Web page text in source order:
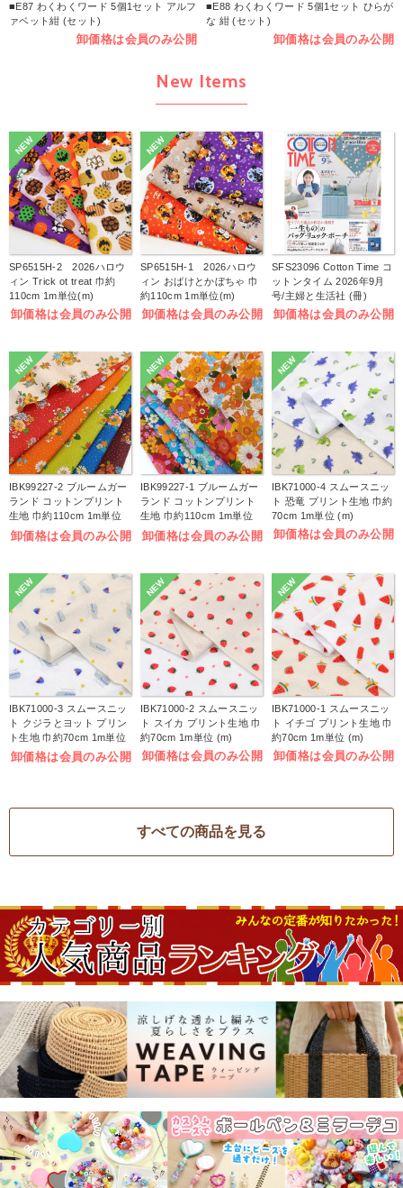
■E87 わくわくワード 5個1セット アルフ
ァベット紺 (セット)
卸価格は会員のみ公開
■E88 わくわくワード 5個1セット ひらが
な 紺 (セット)
卸価格は会員のみ公開
New Items
NEW
SP6515H-2 2026ハロウ
ィン Trick ot treat 巾約
110cm 1m単位(m)
卸価格は会員のみ公開
NEW
SP6515H-1 2026ハロウ
ィン おばけとかぼちゃ 巾
約110cm 1m単位(m)
卸価格は会員のみ公開
SFS23096 Cotton Time コ
ットンタイム 2026年9月
号/主婦と生活社 (冊)
卸価格は会員のみ公開
NEW
IBK99227-2 ブルームガー
ランド コットンプリント
生地 巾約110cm 1m単位
(m)
卸価格は会員のみ公開
NEW
IBK99227-1 ブルームガー
ランド コットンプリント
生地 巾約110cm 1m単位
(m)
卸価格は会員のみ公開
NEW
IBK71000-4 スムースニッ
ト 恐竜 プリント生地 巾約
70cm 1m単位 (m)
卸価格は会員のみ公開
NEW
IBK71000-3 スムースニッ
ト クジラとヨット プリン
ト生地 巾約70cm 1m単位
(m)
卸価格は会員のみ公開
NEW
IBK71000-2 スムースニッ
ト スイカ プリント生地 巾
約70cm 1m単位 (m)
卸価格は会員のみ公開
NEW
IBK71000-1 スムースニッ
ト イチゴ プリント生地 巾
約70cm 1m単位 (m)
卸価格は会員のみ公開
すべての商品を見る